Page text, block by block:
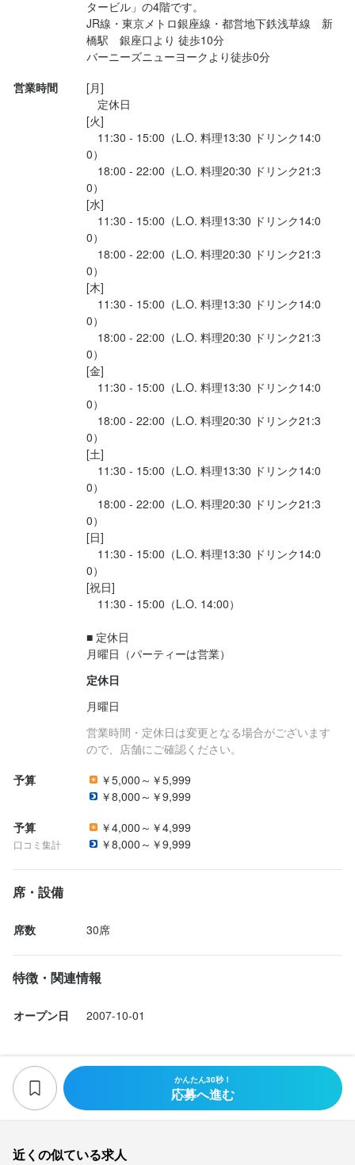
突き出しから〆のコーヒーまで全7種。
料理はどれも美味しい。
それぞれの素材の旨味をしっかり楽しめる。
今回いただいた料理の中では、特にコーンの甘さにはびっくりし
た。まるでフルーツ食べてるみたいだった。
タービル」の4階です。
JR線・東京メトロ銀座線・都営地下鉄浅草線　新
橋駅　銀座口より 徒歩10分
バーニーズニューヨークより徒歩0分
営業時間
[月]
定休日
[火]
11:30 - 15:00（L.O. 料理13:30 ドリンク14:0
0）
18:00 - 22:00（L.O. 料理20:30 ドリンク21:3
0）
[水]
11:30 - 15:00（L.O. 料理13:30 ドリンク14:0
0）
18:00 - 22:00（L.O. 料理20:30 ドリンク21:3
0）
[木]
11:30 - 15:00（L.O. 料理13:30 ドリンク14:0
0）
18:00 - 22:00（L.O. 料理20:30 ドリンク21:3
0）
[金]
11:30 - 15:00（L.O. 料理13:30 ドリンク14:0
0）
18:00 - 22:00（L.O. 料理20:30 ドリンク21:3
0）
[土]
11:30 - 15:00（L.O. 料理13:30 ドリンク14:0
0）
18:00 - 22:00（L.O. 料理20:30 ドリンク21:3
0）
[日]
11:30 - 15:00（L.O. 料理13:30 ドリンク14:0
0）
[祝日]
11:30 - 15:00（L.O. 14:00）
■ 定休日
月曜日（パーティーは営業）
定休日
月曜日
営業時間・定休日は変更となる場合がございます
ので、店舗にご確認ください。
予算
￥5,000～￥5,999
￥8,000～￥9,999
予算
口コミ集計
￥4,000～￥4,999
￥8,000～￥9,999
席・設備
席数 30席
特徴・関連情報
オープン日 2007-10-01
かんたん30秒！
応募へ進む
近くの似ている求人